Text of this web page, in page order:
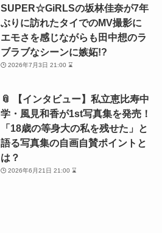
SUPER☆GiRLSの坂林佳奈が7年
ぶりに訪れたタイでのMV撮影に
エモさを感じながらも田中想のラ
ブラブなシーンに嫉妬!?
2026年7月3日 21:00 ⌛
📎 【インタビュー】私立恵比寿中
学・風見和香が1st写真集を発売！
「18歳の等身大の私を残せた」と
語る写真集の自画自賛ポイントと
は？
2026年6月21日 21:00 ⌛